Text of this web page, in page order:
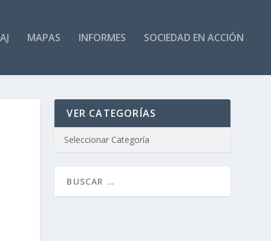
MAPAS INFORMES SOCIEDAD EN ACCIÓN
VER CATEGORÍAS